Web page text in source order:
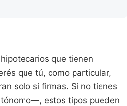
que tienen
que tú, como particular,
solo si firmas. Si no tienes
estos tipos pueden